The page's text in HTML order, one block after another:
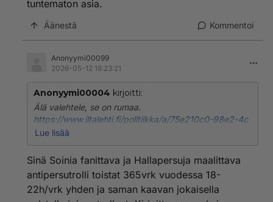
tuntematon asia.
Äänestä Kommentoi
Anonyymi00099
2026-05-12 18:23:21
Anonyymi00004 kirjoitti:
Älä valehtele, se on rumaa.
https://www.iltalehti.fi/politiikka/a/75e210c0-98e2-4c
4c-bc90-28e447920b1e
Lue lisää
Sinä Soinia fanittava ja Hallapersuja maalittava
antipersutrolli toistat 365vrk vuodessa 18-
22h/vrk yhden ja saman kaavan jokaisella